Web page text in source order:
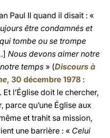
Paul II quand il disait : «
être condamnés et
tombe ou se trompe
Nous devons aimer notre
temps» (Discours à
, 30 décembre 1978 :
Et l’Église doit le chercher,
parce qu’une Église aux
et trahit sa mission,
une barrière : « Celui